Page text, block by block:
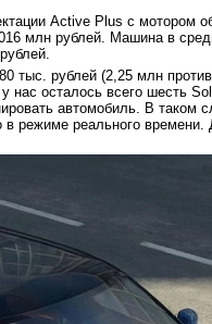
Active Plus с мотором
млн рублей. Машина в
тыс. рублей (2,25 млн
осталось всего шесть
автомобиль. В таком
режиме реального времени.